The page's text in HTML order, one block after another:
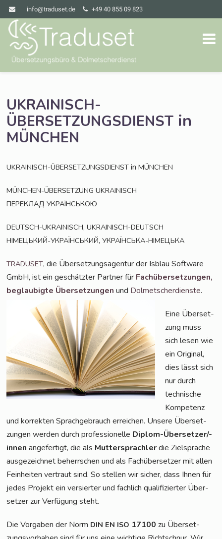
info@traduset.de +49 40 855 09 823
UKRAINISCH-
ÜBERSETZUNGSDIENST in
MÜNCHEN
UKRAINISCH-ÜBERSETZUNGSDIENST inMÜNCHEN
MÜNCHEN-ÜBERSETZUNG UKRAINISCH
ПЕРЕКЛАД УКРАЇНСЬКОЮ
DEUTSCH-UKRAINISCH,UKRAINISCH-DEUTSCH
НІМЕЦЬКИЙ-УКРАЇНСЬКИЙ,УКРАЇНСЬКА-НІМЕЦЬКА
TRADUSET, die Über­set­zungs­agen­tur der Isblau Soft­ware
GmbH, ist ein geschätz­ter Part­ner für Fach­über­set­zun­gen,
beglau­big­te Über­set­zun­gen und Dol­met­scher­diens­te.
Eine Über­set­
zung muss
sich lesen wie
ein Ori­gi­nal,
dies lässt sich
nur durch
tech­ni­sche
Kom­pe­tenz
und kor­rek­ten Sprach­ge­brauch errei­chen. Unse­re Über­set­
zun­gen wer­den durch pro­fes­sio­nel­le Diplom-Über­set­zer/-
innen ange­fer­tigt, die als Mut­ter­sprach­lerdie Ziel­spra­che
aus­ge­zeich­net beherr­schen und als Fach­über­set­zer mit allen
Fein­hei­ten ver­traut sind. So stel­len wir sicher, dass Ihnen für
jedes Pro­jekt ein ver­sier­ter und fach­lich qua­li­fi­zier­ter Über­
set­zer zur Ver­fü­gung steht.
Die Vor­ga­ben der Norm DIN EN ISO 17100 zu Über­set­